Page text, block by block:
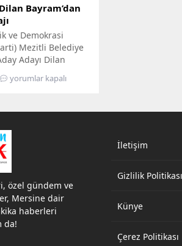
Bayram’dan
ve Demokrasi
Mezitli Belediye
Adayı Dilan
mesajı yayınladı
yorumlar kapalı
özel gündem ve
Mersine dair
haberleri
da!
İletişim
Gizlilik Politikası
Künye
Çerez Politikası